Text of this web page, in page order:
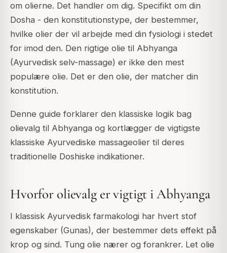
om olierne. Det handler om dig. Specifikt om din
Dosha - den konstitutionstype, der bestemmer,
hvilke olier der vil arbejde med din fysiologi i stedet
for imod den. Den rigtige olie til Abhyanga
(Ayurvedisk selv-massage) er ikke den mest
populære olie. Det er den olie, der matcher din
konstitution.
Denne guide forklarer den klassiske logik bag
olievalg til Abhyanga og kortlægger de vigtigste
klassiske Ayurvediske massageolier til deres
traditionelle Doshiske indikationer.
Hvorfor olievalg er vigtigt i Abhyanga
I klassisk Ayurvedisk farmakologi har hvert stof
egenskaber (Gunas), der bestemmer dets effekt på
krop og sind. Tung olie nærer og forankrer. Let olie